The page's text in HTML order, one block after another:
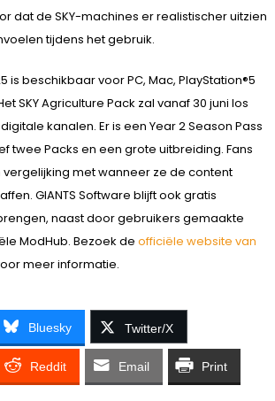
dat de SKY-machines er realistischer uitzien
tijdens het gebruik.
is beschikbaar voor PC, Mac, PlayStation®5
SKY Agriculture Pack zal vanaf 30 juni los
kanalen. Er is een Year 2 Season Pass
twee Packs en een grote uitbreiding. Fans
vergelijking met wanneer ze de content
GIANTS Software blijft ook gratis
naast door gebruikers gemaakte
ModHub. Bezoek de officiële website van
meer informatie.
Bluesky Twitter/X
Reddit Email Print